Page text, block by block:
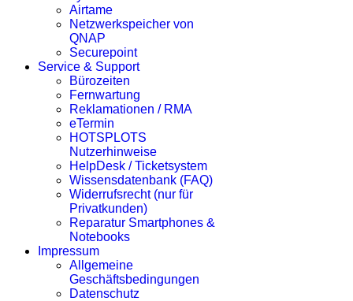
Airtame
Netzwerkspeicher von
QNAP
Securepoint
Service & Support
Bürozeiten
Fernwartung
Reklamationen / RMA
eTermin
HOTSPLOTS
Nutzerhinweise
HelpDesk / Ticketsystem
Wissensdatenbank (FAQ)
Widerrufsrecht (nur für
Privatkunden)
Reparatur Smartphones &
Notebooks
Impressum
Allgemeine
Geschäftsbedingungen
Datenschutz